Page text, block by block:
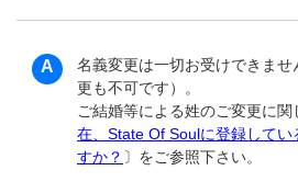
名義変更は一切お受けできま
更も不可です）。
ご結婚等による姓のご変更に関
在、State Of Soulに登録してい
すか？ 〕をご参照下さい。